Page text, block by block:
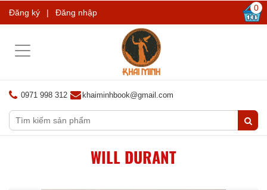
Đăng ký | Đăng nhập 0
Toggle
0971 998 312 khaiminhbook@gmail.com
WILL DURANT